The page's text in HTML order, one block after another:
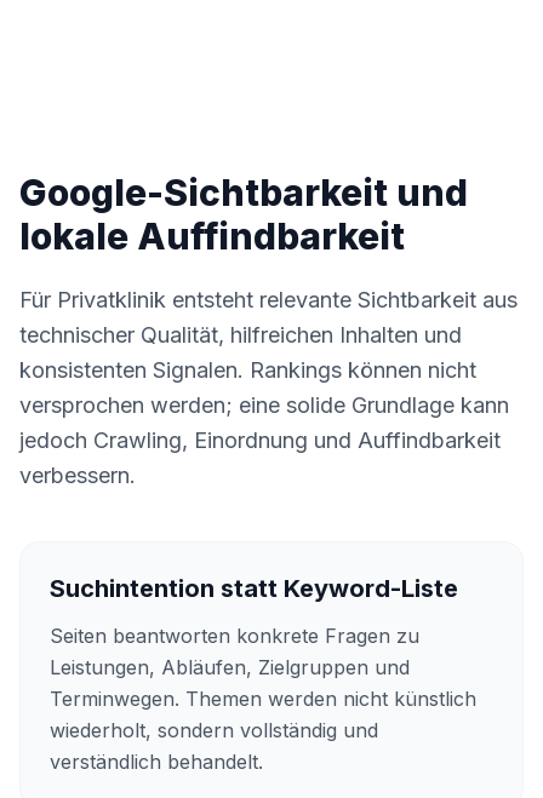
Google-Sichtbarkeit und
lokale Auffindbarkeit
Für Privatklinik entsteht relevante Sichtbarkeit aus
technischer Qualität, hilfreichen Inhalten und
konsistenten Signalen. Rankings können nicht
versprochen werden; eine solide Grundlage kann
jedoch Crawling, Einordnung und Auffindbarkeit
verbessern.
Suchintention statt Keyword-Liste
Seiten beantworten konkrete Fragen zu
Leistungen, Abläufen, Zielgruppen und
Terminwegen. Themen werden nicht künstlich
wiederholt, sondern vollständig und
verständlich behandelt.